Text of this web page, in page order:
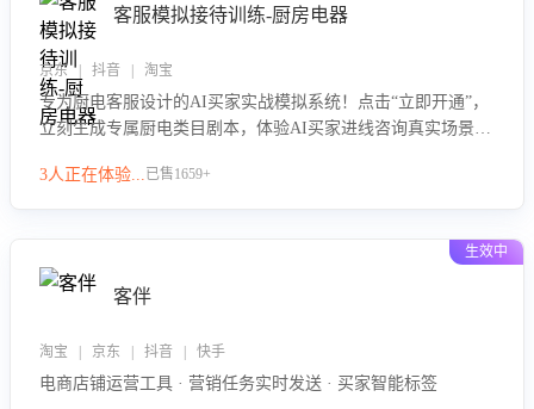
客服模拟接待训练-厨房电器
京东 | 抖音 | 淘宝
专为厨电客服设计的AI买家实战模拟系统！点击“立即开通”，
立刻生成专属厨电类目剧本，体验AI买家进线咨询真实场景训
技巧！
3人正在体验...已售1659+
生效中
客伴
淘宝 | 京东 | 抖音 | 快手
电商店铺运营工具 · 营销任务实时发送 · 买家智能标签